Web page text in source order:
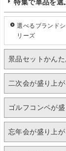
特集で単品を選
選べるブランドシ
リーズ
景品セットかん
二次会が盛り上
ゴルフコンペが
忘年会が盛り上